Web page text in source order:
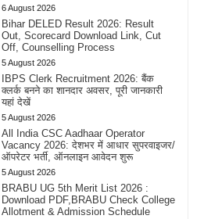
6 August 2026
Bihar DELED Result 2026: Result
Out, Scorecard Download Link, Cut
Off, Counselling Process
5 August 2026
IBPS Clerk Recruitment 2026: बैंक
क्लर्क बनने का शानदार अवसर, पूरी जानकारी
यहां देखें
5 August 2026
All India CSC Aadhaar Operator
Vacancy 2026: देशभर में आधार सुपरवाइजर/
ऑपरेटर भर्ती, ऑनलाइन आवेदन शुरू
5 August 2026
BRABU UG 5th Merit List 2026 :
Download PDF,BRABU Check College
Allotment & Admission Schedule